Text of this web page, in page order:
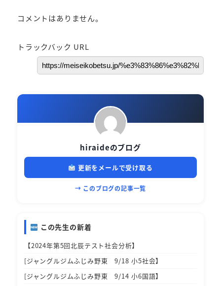
コメントはありません。
トラックバック URL
hiraideのブログ
更新をメールで受け取る
→ このブログの記事一覧
この先生の新着
【2024年第5回北辰テスト社会分析】
[ジャングルジムふじみ野東 9/18 小5社会】
[ジャングルジムふじみ野東 9/14 小6国語】